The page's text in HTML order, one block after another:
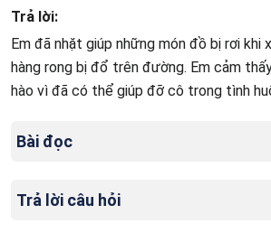
Trả lời:
Em đã nhặt giúp những món đồ bị rơi khi
hàng rong bị đổ trên đường. Em cảm
hào vì đã có thể giúp đỡ cô trong tình
Bài đọc
Trả lời câu hỏi